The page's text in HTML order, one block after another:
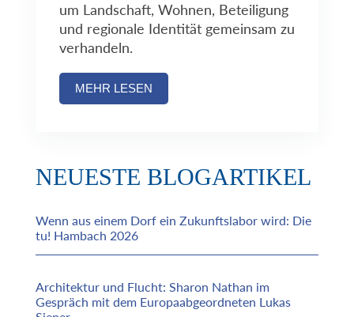
um Landschaft, Wohnen, Beteiligung
und regionale Identität gemeinsam zu
verhandeln.
MEHR LESEN
NEUESTE BLOGARTIKEL
Wenn aus einem Dorf ein Zukunftslabor wird: Die
tu! Hambach 2026
Architektur und Flucht: Sharon Nathan im
Gespräch mit dem Europaabgeordneten Lukas